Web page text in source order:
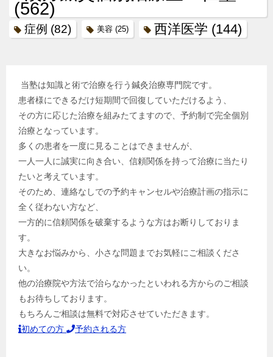
(562)
症例 (82) 美容 (25) 西洋医学 (144)
当塾は知識と術で治療を行う鍼灸治療専門院です。
患者様にできるだけ短期間で回復していただけるよう、
その方に応じた治療を組みたてますので、予約制で完全個別
治療となっています。
多くの患者を一度に見ることはできませんが、
一人一人に誠実に向き合い、信頼関係を持って治療に当たり
たいと考えています。
そのため、連絡なしでの予約キャンセルや治療計画の指示に
全く従わない方など、
一方的に信頼関係を破棄するような方はお断りしておりま
す。
大きなお悩みから、小さな問題までお気軽にご相談くださ
い。
他の治療院や方法で治らなかったといわれる方からのご相談
もお待ちしております。
もちろんご相談は無料で対応させていただきます。
初めての方
予約される方